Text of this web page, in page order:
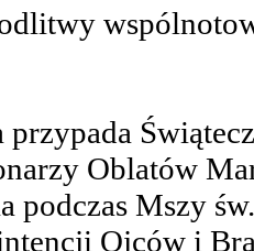
przypada
Oblatów
podczas Mszy
Ojców i